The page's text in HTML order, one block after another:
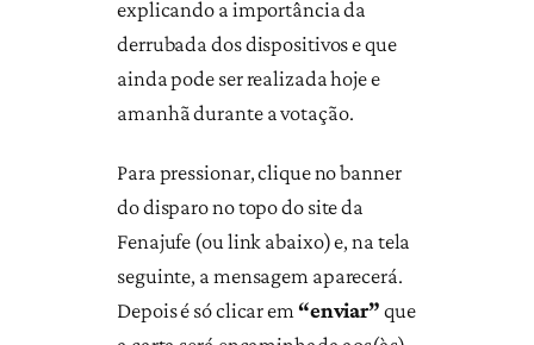
explicando a importância da
derrubada dos dispositivos e que
ainda pode ser realizada hoje e
amanhã durante a votação.
Para pressionar, clique no banner
do disparo no topo do site da
Fenajufe (ou link abaixo) e, na tela
seguinte, a mensagem aparecerá.
Depois é só clicar em “enviar”que